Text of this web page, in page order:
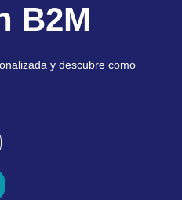
B2M
y descubre como